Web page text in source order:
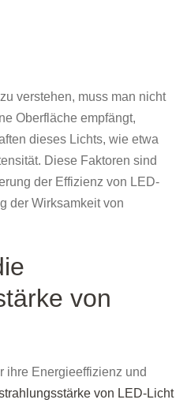
verstehen, muss man nicht
Oberfläche empfängt,
dieses Lichts, wie etwa
Diese Faktoren sind
der Effizienz von LED-
der Wirksamkeit von
von
ihre Energieeffizienz und
von LED-Licht